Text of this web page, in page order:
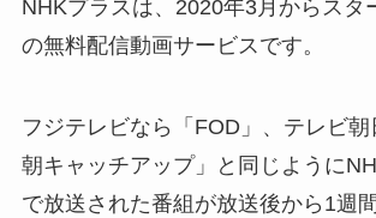
NHKプラスは、2020年3月からスタ
の無料配信動画サービスです。
フジテレビなら「FOD」、テレビ朝
朝キャッチアップ」と同じように
で放送された番組が放送後から1週